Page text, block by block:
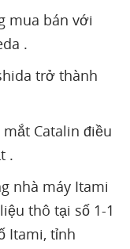
mua bán với
.
trở thành
Catalin điều
.
nhà máy Itami
thô tại số 1-1
Itami, tỉnh